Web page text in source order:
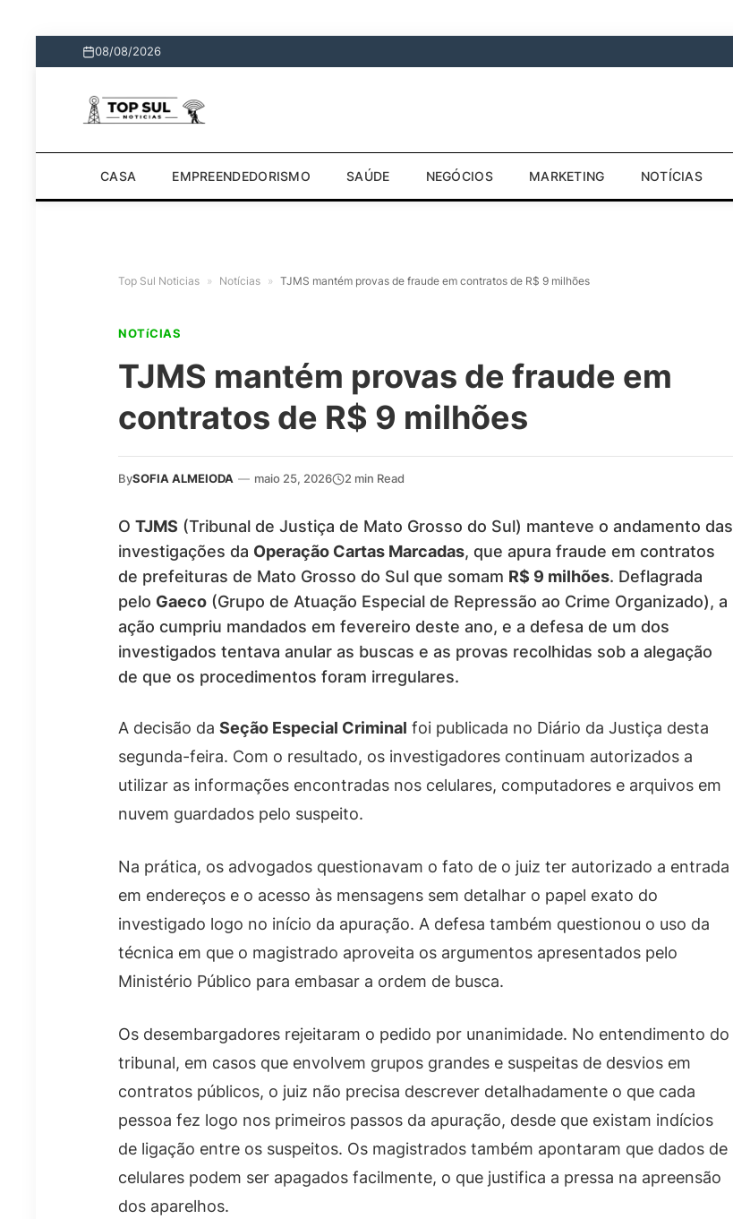
08/08/2026
CASA EMPREENDEDORISMO SAÚDE NEGÓCIOS MARKETING NOTÍCIAS
Top Sul Noticias » Notícias » TJMS mantém provas de fraude em contratos de R$ 9 milhões
NOTíCIAS
TJMS mantém provas de fraude em
contratos de R$ 9 milhões
BySOFIA ALMEIODA — maio 25, 2026 2 min Read
O TJMS (Tribunal de Justiça de Mato Grosso do Sul) manteve o andamento das
investigações da Operação Cartas Marcadas, que apura fraude em contratos
de prefeituras de Mato Grosso do Sul que somam R$ 9 milhões. Deflagrada
pelo Gaeco (Grupo de Atuação Especial de Repressão ao Crime Organizado), a
ação cumpriu mandados em fevereiro deste ano, e a defesa de um dos
investigados tentava anular as buscas e as provas recolhidas sob a alegação
de que os procedimentos foram irregulares.
A decisão da Seção Especial Criminal foi publicada no Diário da Justiça desta
segunda-feira. Com o resultado, os investigadores continuam autorizados a
utilizar as informações encontradas nos celulares, computadores e arquivos em
nuvem guardados pelo suspeito.
Na prática, os advogados questionavam o fato de o juiz ter autorizado a entrada
em endereços e o acesso às mensagens sem detalhar o papel exato do
investigado logo no início da apuração. A defesa também questionou o uso da
técnica em que o magistrado aproveita os argumentos apresentados pelo
Ministério Público para embasar a ordem de busca.
Os desembargadores rejeitaram o pedido por unanimidade. No entendimento do
tribunal, em casos que envolvem grupos grandes e suspeitas de desvios em
contratos públicos, o juiz não precisa descrever detalhadamente o que cada
pessoa fez logo nos primeiros passos da apuração, desde que existam indícios
de ligação entre os suspeitos. Os magistrados também apontaram que dados de
celulares podem ser apagados facilmente, o que justifica a pressa na apreensão
dos aparelhos.